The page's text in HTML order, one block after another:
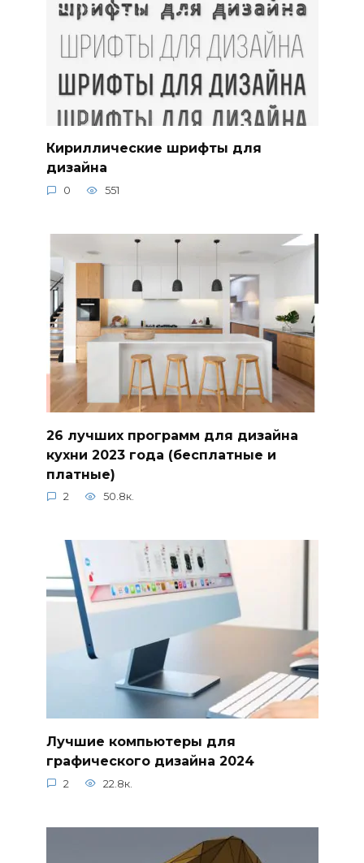
Кириллические шрифты для
дизайна
0 551
26 лучших программ для дизайна
кухни 2023 года (бесплатные и
платные)
2 50.8к.
Лучшие компьютеры для
графического дизайна 2024
2 22.8к.